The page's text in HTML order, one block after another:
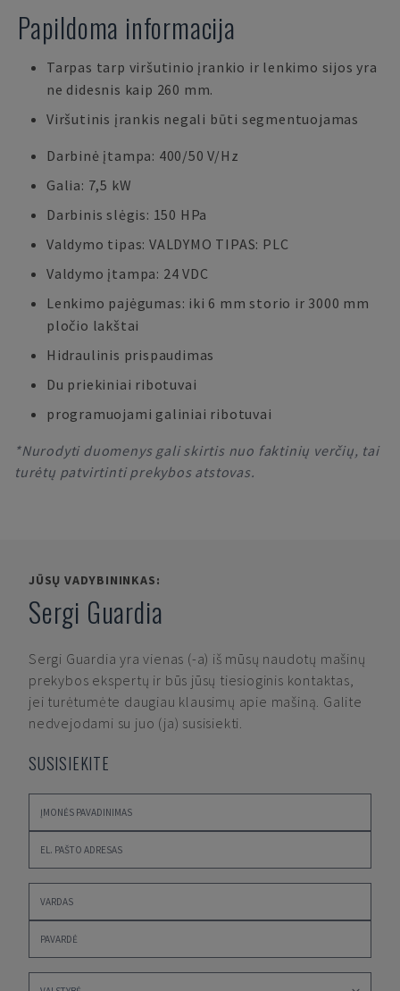
Papildoma informacija
Tarpas tarp viršutinio įrankio ir lenkimo sijos yra
ne didesnis kaip 260 mm.
Viršutinis įrankis negali būti segmentuojamas
Darbinė įtampa: 400/50 V/Hz
Galia: 7,5 kW
Darbinis slėgis: 150 HPa
Valdymo tipas: VALDYMO TIPAS: PLC
Valdymo įtampa: 24 VDC
Lenkimo pajėgumas: iki 6 mm storio ir 3000 mm
pločio lakštai
Hidraulinis prispaudimas
Du priekiniai ribotuvai
programuojami galiniai ribotuvai
*Nurodyti duomenys gali skirtis nuo faktinių verčių, tai
turėtų patvirtinti prekybos atstovas.
JŪSŲ VADYBININKAS:
Sergi Guardia
Sergi Guardia yra vienas (-a) iš mūsų naudotų mašinų
prekybos ekspertų ir būs jūsų tiesioginis kontaktas,
jei turėtumėte daugiau klausimų apie mašiną. Galite
nedvejodami su juo (ja) susisiekti.
SUSISIEKITE